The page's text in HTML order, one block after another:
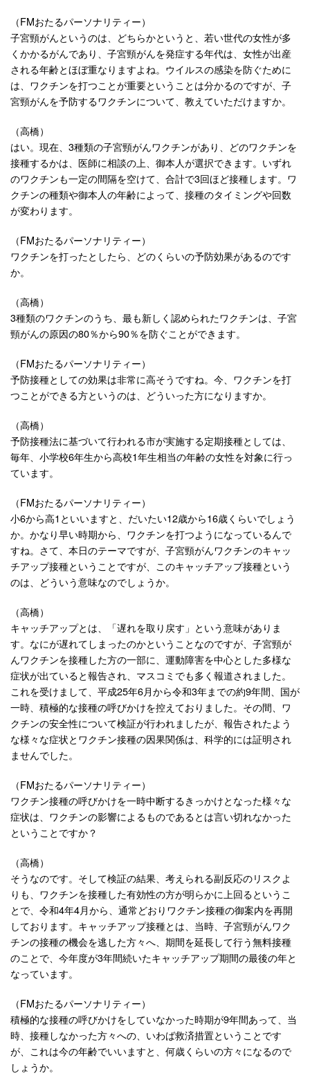
（FMおたるパーソナリティー）
子宮頸がんというのは、どちらかというと、若い世代の女性が多
くかかるがんであり、子宮頸がんを発症する年代は、女性が出産
される年齢とほぼ重なりますよね。ウイルスの感染を防ぐために
は、ワクチンを打つことが重要ということは分かるのですが、子
宮頸がんを予防するワクチンについて、教えていただけますか。
（高橋）
はい。現在、3種類の子宮頸がんワクチンがあり、どのワクチンを
接種するかは、医師に相談の上、御本人が選択できます。いずれ
のワクチンも一定の間隔を空けて、合計で3回ほど接種します。ワ
クチンの種類や御本人の年齢によって、接種のタイミングや回数
が変わります。
（FMおたるパーソナリティー）
ワクチンを打ったとしたら、どのくらいの予防効果があるのです
か。
（高橋）
3種類のワクチンのうち、最も新しく認められたワクチンは、子宮
頸がんの原因の80％から90％を防ぐことができます。
（FMおたるパーソナリティー）
予防接種としての効果は非常に高そうですね。今、ワクチンを打
つことができる方というのは、どういった方になりますか。
（高橋）
予防接種法に基づいて行われる市が実施する定期接種としては、
毎年、小学校6年生から高校1年生相当の年齢の女性を対象に行っ
ています。
（FMおたるパーソナリティー）
小6から高1といいますと、だいたい12歳から16歳くらいでしょう
か。かなり早い時期から、ワクチンを打つようになっているんで
すね。さて、本日のテーマですが、子宮頸がんワクチンのキャッ
チアップ接種ということですが、このキャッチアップ接種という
のは、どういう意味なのでしょうか。
（高橋）
キャッチアップとは、「遅れを取り戻す」という意味がありま
す。なにが遅れてしまったのかということなのですが、子宮頸が
んワクチンを接種した方の一部に、運動障害を中心とした多様な
症状が出ていると報告され、マスコミでも多く報道されました。
これを受けまして、平成25年6月から令和3年までの約9年間、国が
一時、積極的な接種の呼びかけを控えておりました。その間、ワ
クチンの安全性について検証が行われましたが、報告されたよう
な様々な症状とワクチン接種の因果関係は、科学的には証明され
ませんでした。
（FMおたるパーソナリティー）
ワクチン接種の呼びかけを一時中断するきっかけとなった様々な
症状は、ワクチンの影響によるものであるとは言い切れなかった
ということですか？
（高橋）
そうなのです。そして検証の結果、考えられる副反応のリスクよ
りも、ワクチンを接種した有効性の方が明らかに上回るというこ
とで、令和4年4月から、通常どおりワクチン接種の御案内を再開
しております。キャッチアップ接種とは、当時、子宮頸がんワク
チンの接種の機会を逃した方々へ、期間を延長して行う無料接種
のことで、今年度が3年間続いたキャッチアップ期間の最後の年と
なっています。
（FMおたるパーソナリティー）
積極的な接種の呼びかけをしていなかった時期が9年間あって、当
時、接種しなかった方々への、いわば救済措置ということです
が、これは今の年齢でいいますと、何歳くらいの方々になるので
しょうか。